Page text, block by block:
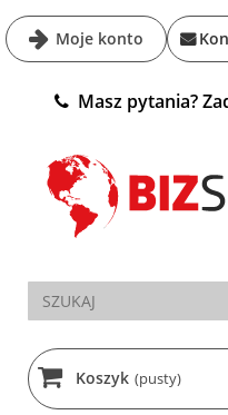
Moje konto
Masz pytania?
Koszyk (pusty)